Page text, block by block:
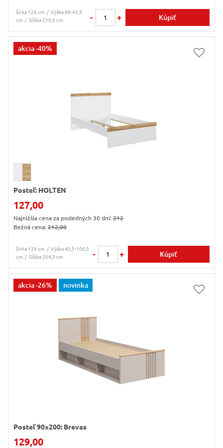
Šírka 126 cm
Výška 90-42,5
cm
Dĺžka 210,5 cm - + Kúpiť
akcia-40%
Posteľ: HOLTEN
127,00
Najnižšia cena za posledných 30 dní: 212
Bežná cena: 212,00
Šírka 129 cm
Výška 40,5-100,5
cm
Dĺžka 204,5 cm - + Kúpiť
akcia-26% novinka
Posteľ 90x200: Brevas
129,00